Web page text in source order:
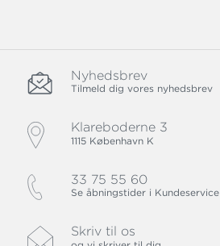
Nyhedsbrev
Tilmeld dig vores nyhedsbrev
Klareboderne 3
1115 København K
33 75 55 60
Se åbningstider i Kundeservice
Skriv til os